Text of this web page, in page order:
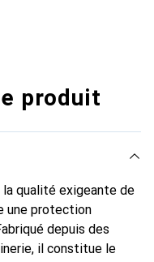
produit
qualité exigeante de
une protection
depuis des
il constitue le